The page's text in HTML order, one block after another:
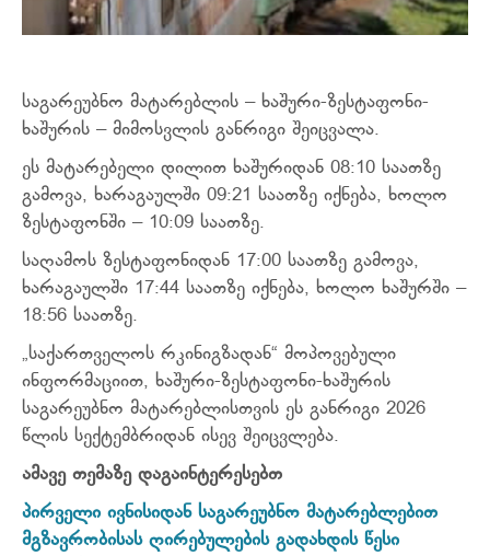
საგარეუბნო მატარებლის – ხაშური-ზესტაფონი-
ხაშურის – მიმოსვლის განრიგი შეიცვალა.
ეს მატარებელი დილით ხაშურიდან 08:10 საათზე
გამოვა, ხარაგაულში 09:21 საათზე იქნება, ხოლო
ზესტაფონში – 10:09 საათზე.
საღამოს ზესტაფონიდან 17:00 საათზე გამოვა,
ხარაგაულში 17:44 საათზე იქნება, ხოლო ხაშურში –
18:56 საათზე.
„საქართველოს რკინიგზადან“ მოპოვებული
ინფორმაციით, ხაშური-ზესტაფონი-ხაშურის
საგარეუბნო მატარებლისთვის ეს განრიგი 2026
წლის სექტემბრიდან ისევ შეიცვლება.
ამავე თემაზე დაგაინტერესებთ
პირველი ივნისიდან საგარეუბნო მატარებლებით
მგზავრობისას ღირებულების გადახდის წესი